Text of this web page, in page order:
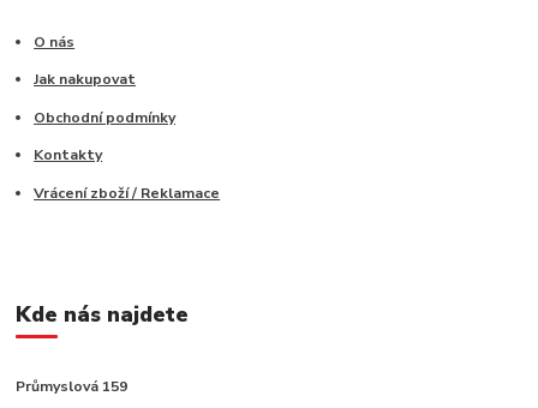
O nás
Jak nakupovat
Obchodní podmínky
Kontakty
Vrácení zboží / Reklamace
Kde nás najdete
Průmyslová 159